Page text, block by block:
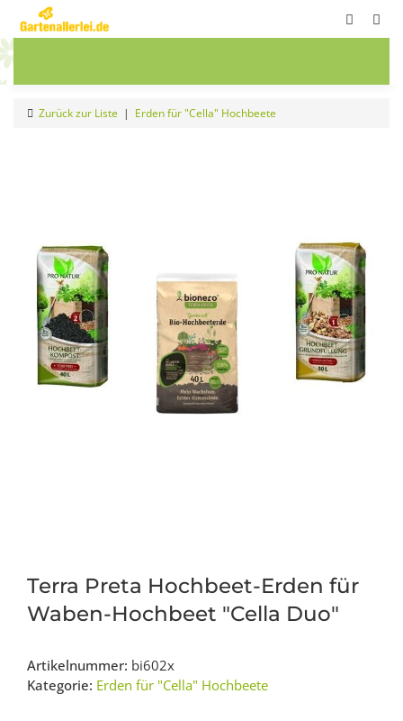
Zurück zur Liste Erden für "Cella" Hochbeete
Terra Preta Hochbeet-Erden für
Waben-Hochbeet "Cella Duo"
Artikelnummer: bi602x
Kategorie: Erden für "Cella" Hochbeete